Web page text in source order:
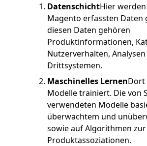
DatenschichtHier
Magento erfassten Daten
diesen Daten gehören
Produktinformationen,
Nutzerverhalten,
Drittsystemen.
Maschinelles LernenDort
Modelle trainiert. Die von
verwendeten Modelle
überwachtem und
sowie auf Algorithmen
Produktassoziationen.